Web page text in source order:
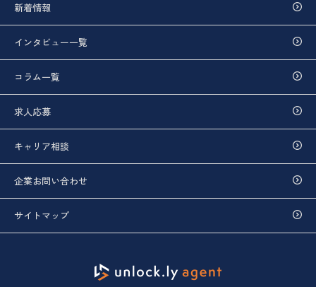
新着情報
インタビュー一覧
コラム一覧
求人応募
キャリア相談
企業お問い合わせ
サイトマップ